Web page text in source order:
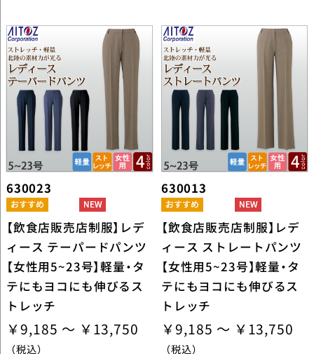
630023
【飲食店販売店制服】レデ
ィース テーパードパンツ
【女性用5~23号】軽量・タ
テにもヨコにも伸びるス
トレッチ
￥9,185 ～ ￥13,750
（税込）
630013
【飲食店販売店制服】レデ
ィース ストレートパンツ
【女性用5~23号】軽量・タ
テにもヨコにも伸びるス
トレッチ
￥9,185 ～ ￥13,750
（税込）